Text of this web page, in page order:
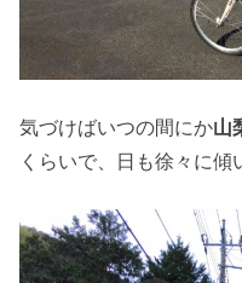
気づけばいつの間にか山
くらいで、日も徐々に傾